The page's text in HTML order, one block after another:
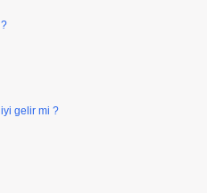
iyi gelir mi ?